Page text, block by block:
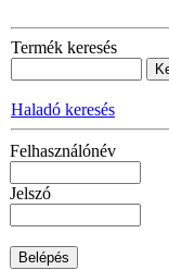
Termék keresés
Haladó keresés
Felhasználónév
Jelszó